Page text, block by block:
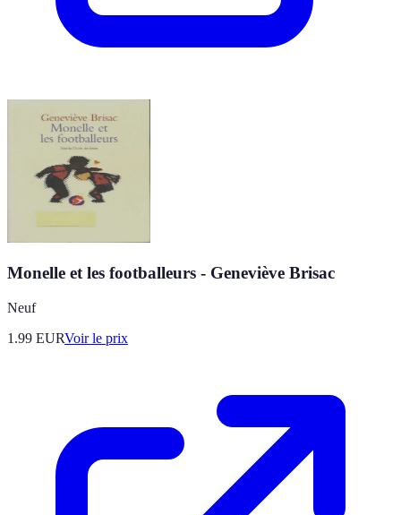
Monelle et les footballeurs - Geneviève Brisac
Neuf
1.99 EURVoir le prix